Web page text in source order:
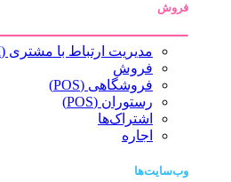
فروش
مدیریت ارتباط با مشتری (CRM)
فروش
فروشگاهی (POS)
رستوران (POS)
اشتراک‌ها
اجاره
وب‌سایت‌ها